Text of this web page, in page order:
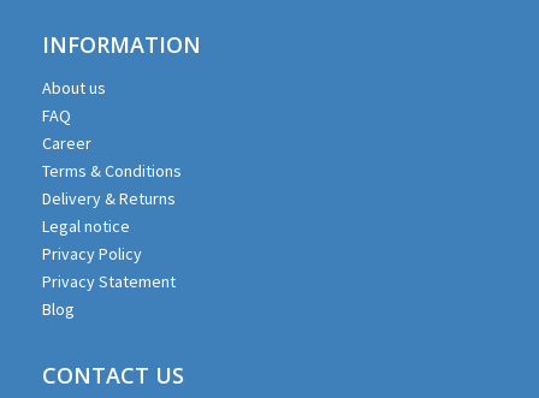
INFORMATION
About us
FAQ
Career
Terms & Conditions
Delivery & Returns
Legal notice
Privacy Policy
Privacy Statement
Blog
CONTACT US